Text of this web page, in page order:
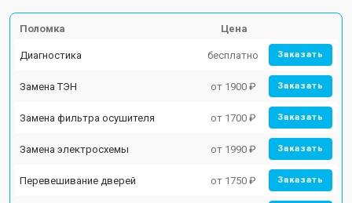
Поломка Цена
Диагностика бесплатно Заказать
Замена ТЭН от 1900 ₽ Заказать
Замена фильтра осушителя от 1700 ₽ Заказать
Замена электросхемы от 1990 ₽ Заказать
Перевешивание дверей от 1750 ₽ Заказать